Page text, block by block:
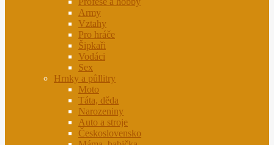
Army
Vztahy
Pro hráče
Šipkaři
Vodáci
Sex
Hrnky a půllitry
Moto
Táta, děda
Narozeniny
Auto a stroje
Československo